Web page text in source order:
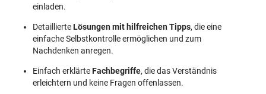
einladen.
DetaillierteLösungen mit hilfreichen Tipps, die eine
einfache Selbstkontrolle ermöglichen und zum
Nachdenken anregen.
Einfach erklärteFachbegriffe, die das Verständnis
erleichtern und keine Fragen offenlassen.